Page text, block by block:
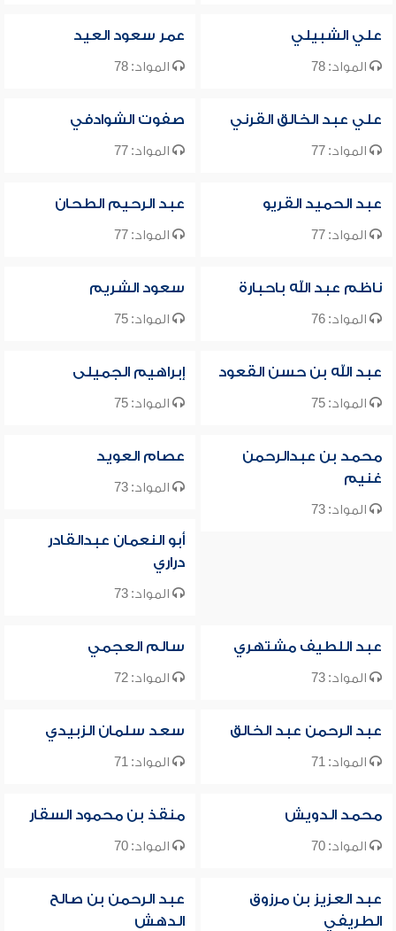
علي الشبيلي
المواد: 78
عمر سعود العيد
المواد: 78
علي عبد الخالق القرني
المواد: 77
صفوت الشوادفي
المواد: 77
عبد الحميد القريو
المواد: 77
عبد الرحيم الطحان
المواد: 77
ناظم عبد الله باحبارة
المواد: 76
سعود الشريم
المواد: 75
عبد الله بن حسن القعود
المواد: 75
إبراهيم الجميلى
المواد: 75
محمد بن عبدالرحمن
غنيم
المواد: 73
عصام العويد
المواد: 73
أبو النعمان عبدالقادر
دراري
المواد: 73
عبد اللطيف مشتهري
المواد: 73
سالم العجمي
المواد: 72
عبد الرحمن عبد الخالق
المواد: 71
سعد سلمان الزبيدي
المواد: 71
محمد الدويش
المواد: 70
منقذ بن محمود السقار
المواد: 70
عبد العزيز بن مرزوق
الطريفي
عبد الرحمن بن صالح
الدهش